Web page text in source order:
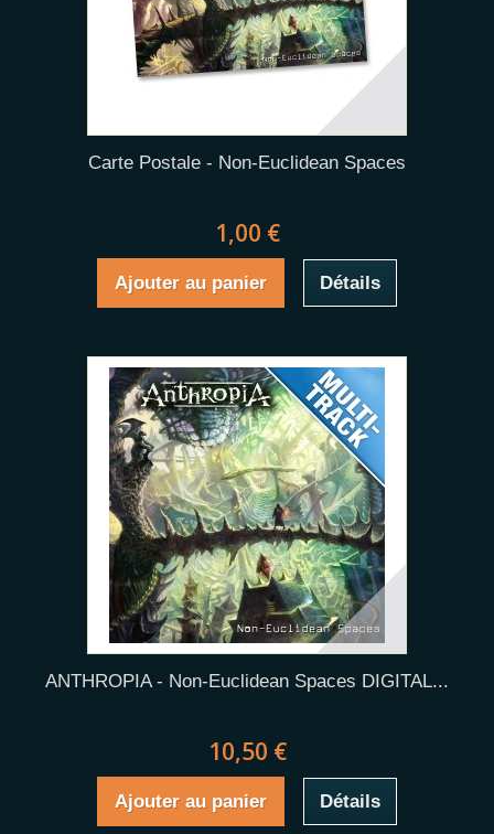
Carte Postale - Non-Euclidean Spaces
1,00 €
Ajouter au panier Détails
ANTHROPIA - Non-Euclidean Spaces DIGITAL...
10,50 €
Ajouter au panier Détails